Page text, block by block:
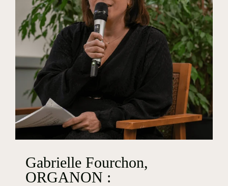
Gabrielle Fourchon,
ORGANON :